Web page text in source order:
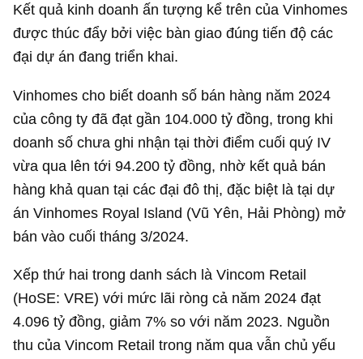
Kết quả kinh doanh ấn tượng kể trên của Vinhomes
được thúc đẩy bởi việc bàn giao đúng tiến độ các
đại dự án đang triển khai.
Vinhomes cho biết doanh số bán hàng năm 2024
của công ty đã đạt gần 104.000 tỷ đồng, trong khi
doanh số chưa ghi nhận tại thời điểm cuối quý IV
vừa qua lên tới94.200 tỷ đồng, nhờ kết quả bán
hàng khả quan tại các đại đô thị, đặc biệt là tại dự
án Vinhomes Royal Island (Vũ Yên, Hải Phòng) mở
bán vào cuối tháng 3/2024.
Xếp thứ hai trong danh sách là Vincom Retail
(HoSE: VRE) với mức lãi ròng cả năm 2024 đạt
4.096 tỷ đồng, giảm 7% so với năm 2023. Nguồn
thu của Vincom Retail trong năm qua vẫn chủ yếu